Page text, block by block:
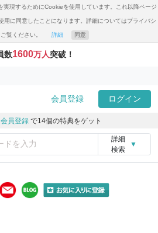
実現するためにCookieを使用しています。これ以降ページ
用に同意したことになります。詳細についてはプライバシ
覧ください。 詳細 同意
数1600万人突破！
会員登録 ログイン
員登録 で14個の特典をゲット
詳細
検索
▼